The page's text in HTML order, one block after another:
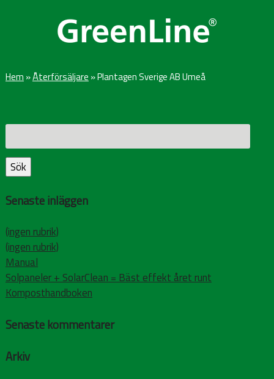
Hem »Återförsäljare »Plantagen Sverige AB Umeå
Sök
efter:
Sök
Senaste inläggen
(ingen rubrik)
(ingen rubrik)
Manual
Solpaneler + SolarClean = Bäst effekt året runt
Komposthandboken
Senaste kommentarer
Arkiv